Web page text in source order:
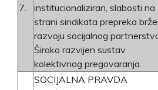
7.
institucionaliziran, slabosti na
strani sindikata prepreka
razvoju socijalnog
Široko razvijen sustav
kolektivnog pregovaranja.
SOCIJALNA PRAVDA